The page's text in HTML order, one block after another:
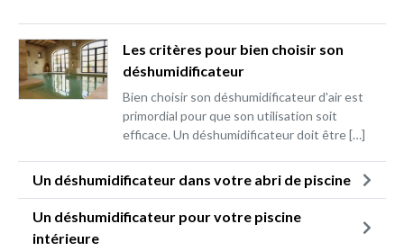
Les critères pour bien choisir son
déshumidificateur
Bien choisir son déshumidificateur d'air est
primordial pour que son utilisation soit
efficace. Un déshumidificateur doit être […]
Un déshumidificateur dans votre abri de piscine
Un déshumidificateur pour votre piscine
intérieure